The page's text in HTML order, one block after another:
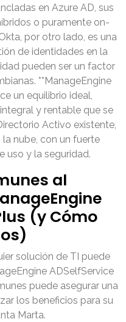
en Azure AD, sus
o puramente on-
por otro lado, es una
de identidades en la
pueden ser un factor
**ManageEngine
un equilibrio ideal,
y rentable que se
Activo existente,
nube, con un fuerte
uso y la seguridad.
al
(y Cómo
solución de TI puede
ADSelfService
puede asegurar una
los beneficios para su
Marta.